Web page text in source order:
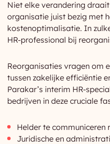
Niet elke verandering
organisatie juist bezig met
kostenoptimalisatie. In
HR-professional bij
Reorganisaties vragen om
tussen zakelijke efficiëntie
Parakar’s interim HR-
bedrijven in deze cruciale
Helder te communiceren
Juridische en